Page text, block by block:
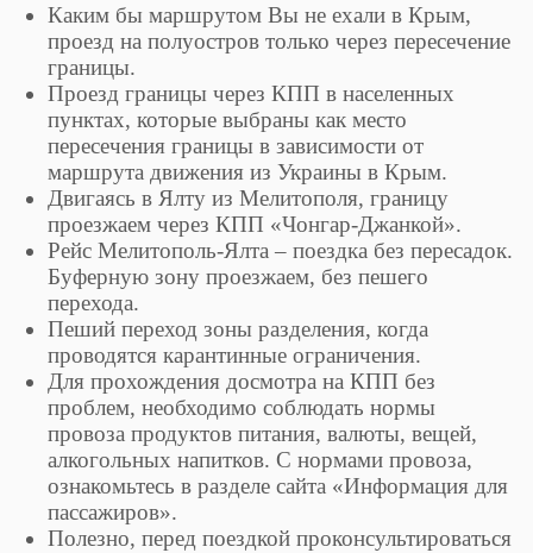
Каким бы маршрутом Вы не ехали в Крым,
проезд на полуостров только через пересечение
границы.
Проезд границы через КПП в населенных
пунктах, которые выбраны как место
пересечения границы в зависимости от
маршрута движения из Украины в Крым.
Двигаясь в Ялту из Мелитополя, границу
проезжаем через КПП «Чонгар-Джанкой».
Рейс Мелитополь-Ялта – поездка без пересадок.
Буферную зону проезжаем, без пешего
перехода.
Пеший переход зоны разделения, когда
проводятся карантинные ограничения.
Для прохождения досмотра на КПП без
проблем, необходимо соблюдать нормы
провоза продуктов питания, валюты, вещей,
алкогольных напитков. С нормами провоза,
ознакомьтесь в разделе сайта «Информация для
пассажиров».
Полезно, перед поездкой проконсультироваться